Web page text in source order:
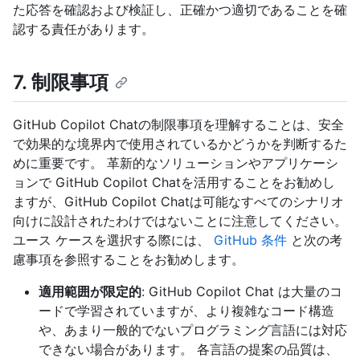
た応答を確認および検証し、正確かつ適切であることを確
認する責任があります。
7. 制限事項
GitHub Copilot Chatの制限事項を理解することは、安全
で効果的な境界内で使用されているかどうかを判断するた
めに重要です。 革新的なソリューションやアプリケーシ
ョンで GitHub Copilot Chatを活用することをお勧めし
ますが、GitHub Copilot Chatは可能なすべてのシナリオ
向けに設計されたわけではないことに注意してください。
ユース ケースを選択する際には、 GitHub 条件 と次の考
慮事項を参照することをお勧めします。
適用範囲が限定的: GitHub Copilot Chat は大量のコ
ードで学習されていますが、より複雑なコード構造
や、あまり一般的でないプログラミング言語には対応
できない場合があります。 各言語の提案の品質は、